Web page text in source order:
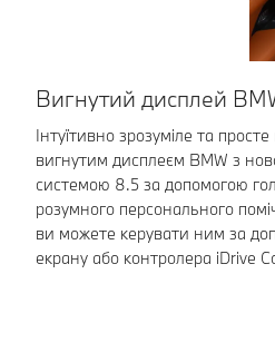
Вигнутий дисплей
Інтуїтивно зрозуміле та
вигнутим дисплеєм BMW з
системою 8.5 за допомогою
розумного персонального
ви можете керувати ним за
екрану або контролера iDrive